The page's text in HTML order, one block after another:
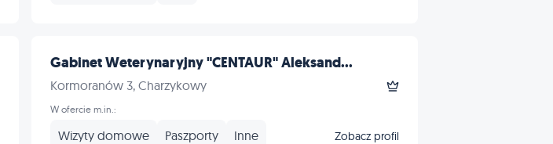
Gabinet Weterynaryjny "CENTAUR" Aleksand...
Kormoranów 3, Charzykowy
W ofercie m.in.:
Wizyty domowe Paszporty Inne Zobacz profil